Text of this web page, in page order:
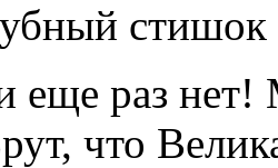
еще раз
что